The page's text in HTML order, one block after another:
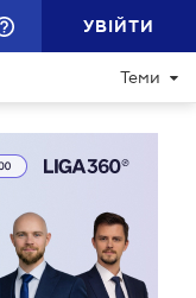
УВІЙТИ
Теми